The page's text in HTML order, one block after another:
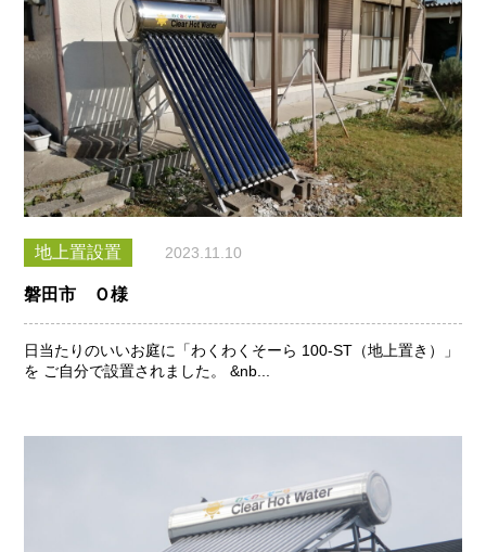
地上置設置 2023.11.10
磐田市 Ｏ様
日当たりのいいお庭に「わくわくそーら 100-ST（地上置き）」
を ご自分で設置されました。 &nb...